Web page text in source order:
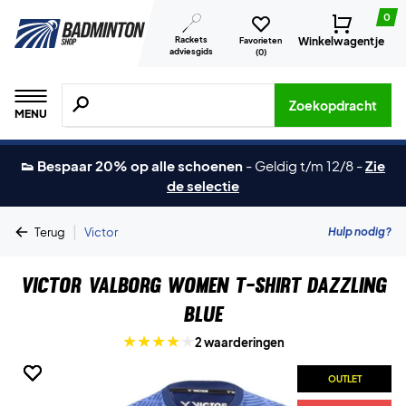
Rackets
adviesgids
Favorieten
(0)
0
Winkelwagentje
MENU
Zoeken naar producten, merken etc.
Zoekopdracht
👟 Bespaar 20% op alle schoenen - Geldig t/m 12/8 -Zie
de selectie
Terug | Victor Hulp nodig?
Victor Valborg Women T-shirt Dazzling
Blue
2 waarderingen
OUTLET
OUTLET
OUTLET
OUTLET